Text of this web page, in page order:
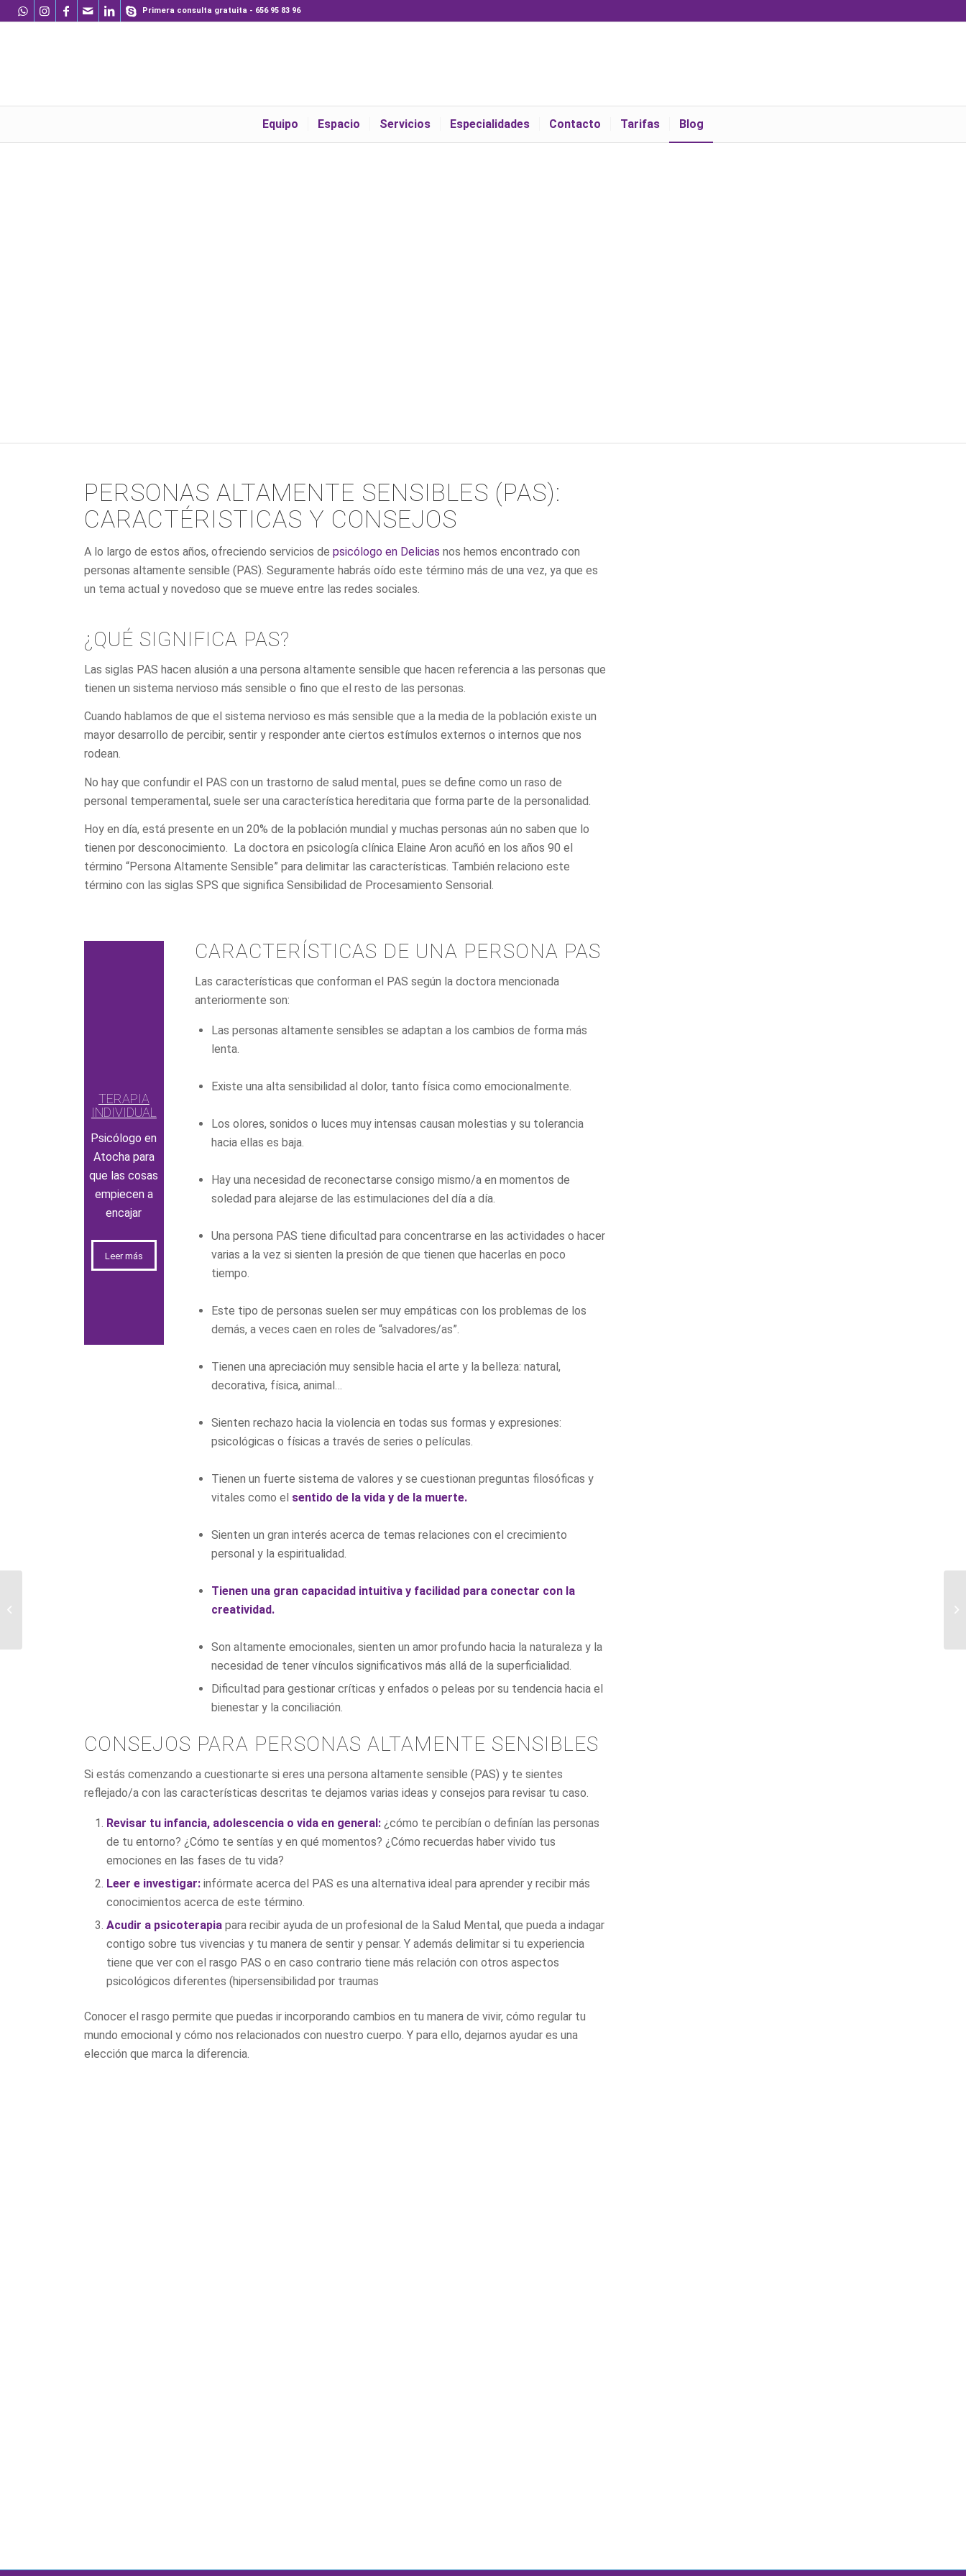
Primera consulta gratuita - 656 95 83 96
Equipo Espacio Servicios Especialidades Contacto Tarifas Blog
PERSONAS ALTAMENTE SENSIBLES (PAS):
CARACTÉRISTICAS Y CONSEJOS
A lo largo de estos años, ofreciendo servicios depsicólogo en Delicias nos hemos encontrado con
personas altamente sensible (PAS). Seguramente habrás oído este término más de una vez, ya que es
un tema actual y novedoso que se mueve entre las redes sociales.
¿QUÉ SIGNIFICA PAS?
Las siglas PAS hacen alusión a una persona altamente sensible que hacen referencia a las personas que
tienen un sistema nervioso más sensible o fino que el resto de las personas.
Cuando hablamos de que el sistema nervioso es más sensible que a la media de la población existe un
mayor desarrollo de percibir, sentir y responder ante ciertos estímulos externos o internos que nos
rodean.
No hay que confundir el PAS con un trastorno de salud mental, pues se define como un raso de
personal temperamental, suele ser una característica hereditaria que forma parte de la personalidad.
Hoy en día, está presente en un 20% de la población mundial y muchas personas aún no saben que lo
tienen por desconocimiento. La doctora en psicología clínica Elaine Aron acuñó en los años 90 el
término “Persona Altamente Sensible” para delimitar las características. También relaciono este
término con las siglas SPS que significa Sensibilidad de Procesamiento Sensorial.
TERAPIA
INDIVIDUAL
Psicólogo en
Atocha para
que las cosas
empiecen a
encajar
Leer más
CARACTERÍSTICAS DE UNA PERSONA PAS
Las características que conforman el PAS según la doctora mencionada
anteriormente son:
Las personas altamente sensibles se adaptan a los cambios de forma más
lenta.
Existe una alta sensibilidad al dolor, tanto física como emocionalmente.
Los olores, sonidos o luces muy intensas causan molestias y su tolerancia
hacia ellas es baja.
Hay una necesidad de reconectarse consigo mismo/a en momentos de
soledad para alejarse de las estimulaciones del día a día.
Una persona PAS tiene dificultad para concentrarse en las actividades o hacer
varias a la vez si sienten la presión de que tienen que hacerlas en poco
tiempo.
Este tipo de personas suelen ser muy empáticas con los problemas de los
demás, a veces caen en roles de “salvadores/as”.
Tienen una apreciación muy sensible hacia el arte y la belleza: natural,
decorativa, física, animal…
Sienten rechazo hacia la violencia en todas sus formas y expresiones:
psicológicas o físicas a través de series o películas.
Tienen un fuerte sistema de valores y se cuestionan preguntas filosóficas y
vitales como el sentido de la vida y de la muerte.
Sienten un gran interés acerca de temas relaciones con el crecimiento
personal y la espiritualidad.
Tienen una gran capacidad intuitiva y facilidad para conectar con la
creatividad.
Son altamente emocionales, sienten un amor profundo hacia la naturaleza y la
necesidad de tener vínculos significativos más allá de la superficialidad.
Dificultad para gestionar críticas y enfados o peleas por su tendencia hacia el
bienestar y la conciliación.
CONSEJOS PARA PERSONAS ALTAMENTE SENSIBLES
Si estás comenzando a cuestionarte si eres una persona altamente sensible (PAS) y te sientes
reflejado/a con las características descritas te dejamos varias ideas y consejos para revisar tu caso.
Revisar tu infancia, adolescencia o vida en general: ¿cómo te percibían o definían las personas
de tu entorno? ¿Cómo te sentías y en qué momentos? ¿Cómo recuerdas haber vivido tus
emociones en las fases de tu vida?
Leer e investigar: infórmate acerca del PAS es una alternativa ideal para aprender y recibir más
conocimientos acerca de este término.
Acudir a psicoterapia para recibir ayuda de un profesional de la Salud Mental, que pueda a indagar
contigo sobre tus vivencias y tu manera de sentir y pensar. Y además delimitar si tu experiencia
tiene que ver con el rasgo PAS o en caso contrario tiene más relación con otros aspectos
psicológicos diferentes (hipersensibilidad por traumas
Conocer el rasgo permite que puedas ir incorporando cambios en tu manera de vivir, cómo regular tu
mundo emocional y cómo nos relacionados con nuestro cuerpo. Y para ello, dejarnos ayudar es una
elección que marca la diferencia.